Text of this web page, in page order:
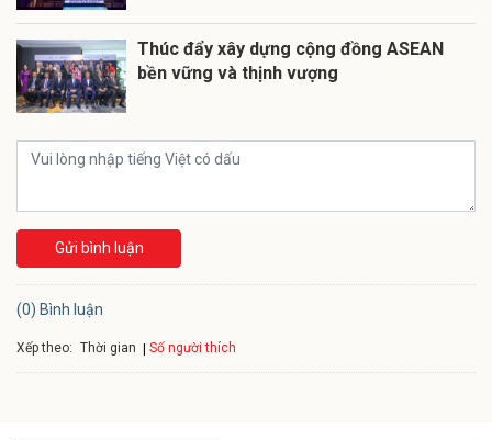
Thúc đẩy xây dựng cộng đồng ASEAN
bền vững và thịnh vượng
Gửi bình luận
(0) Bình luận
Xếp theo: Thời gian Số người thích